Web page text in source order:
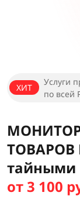
ХИТ
Услуги
по всей
ТОВАРОВ
тайными
от 3 100